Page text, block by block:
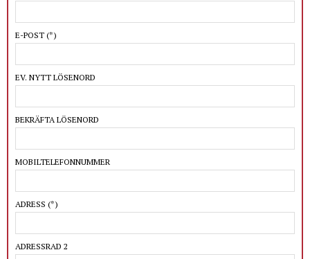
E-POST (*)
EV. NYTT LÖSENORD
BEKRÄFTA LÖSENORD
MOBILTELEFONNUMMER
ADRESS (*)
ADRESSRAD 2